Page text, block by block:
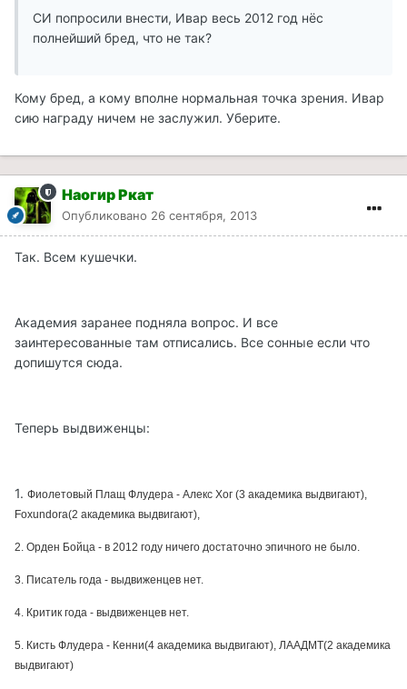
СИ попросили внести, Ивар весь 2012 год нёс
полнейший бред, что не так?
Кому бред, а кому вполне нормальная точка зрения. Ивар
сию награду ничем не заслужил. Уберите.
Наогир Ркат
Опубликовано 26 сентября, 2013
Так. Всем кушечки.
Академия заранее подняла вопрос. И все
заинтересованные там отписались. Все сонные если что
допишутся сюда.
Теперь выдвиженцы:
1. Фиолетовый Плащ Флудера - Алекс Хог (3 академика выдвигают),
Foxundora(2 академика выдвигают),
2. Орден Бойца - в 2012 году ничего достаточно эпичного не было.
3. Писатель года - выдвиженцев нет.
4. Критик года - выдвиженцев нет.
5. Кисть Флудера - Кенни(4 академика выдвигают), ЛААДМТ(2 академика
выдвигают)